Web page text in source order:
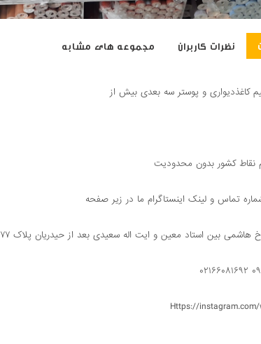
نظرات کاربران مجموعه های مشابه
و پوستر سه بعدی بیش از
نقاط کشور بدون محدودیت
تماس و لینک اینستاگرام ما در زیر صفحه
هاشمی بین استاد معین و ایت اله سعیدی بعد از حیدریان پلاک ۱۲۷۷
Https://